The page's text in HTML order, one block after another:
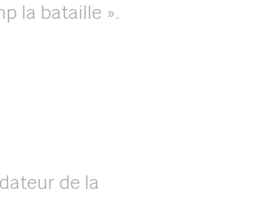
la bataille ».
de la